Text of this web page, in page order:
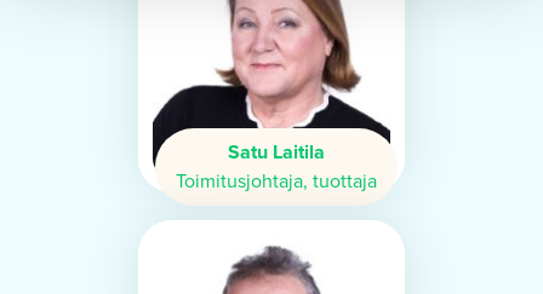
Satu Laitila
Toimitusjohtaja, tuottaja